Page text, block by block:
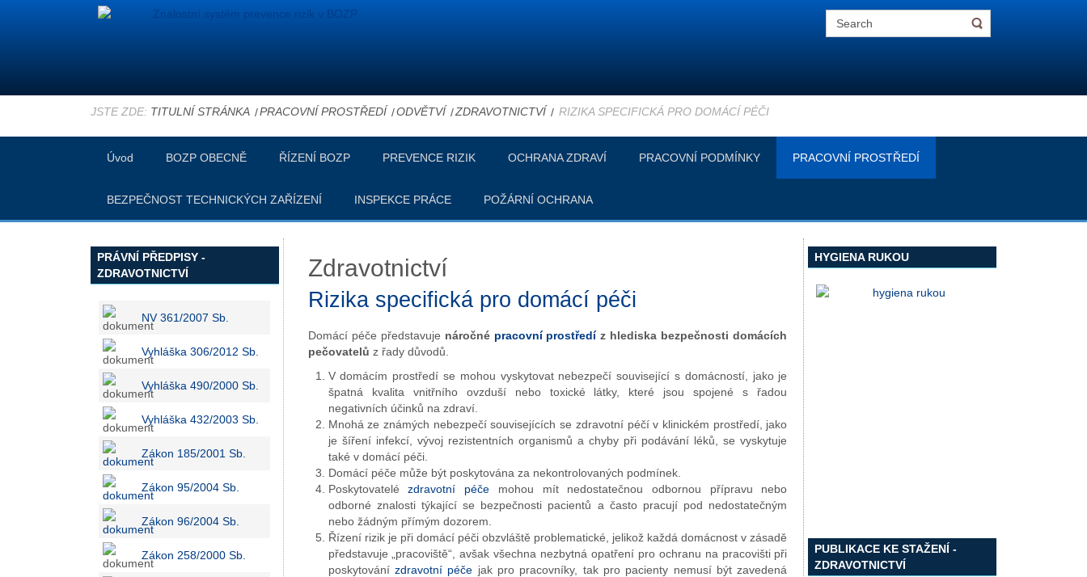
JSTE ZDE: TITULNÍ STRÁNKA PRACOVNÍ PROSTŘEDÍ ODVĚTVÍ ZDRAVOTNICTVÍ RIZIKA SPECIFICKÁ PRO DOMÁCÍ PÉČI
Úvod BOZP OBECNĚ ŘÍZENÍ BOZP PREVENCE RIZIK OCHRANA ZDRAVÍ PRACOVNÍ PODMÍNKY PRACOVNÍ PROSTŘEDÍ
BEZPEČNOST TECHNICKÝCH ZAŘÍZENÍ INSPEKCE PRÁCE POŽÁRNÍ OCHRANA
PRÁVNÍ PŘEDPISY -
ZDRAVOTNICTVÍ
NV 361/2007 Sb.
Vyhláška 306/2012 Sb.
Vyhláška 490/2000 Sb.
Vyhláška 432/2003 Sb.
Zákon 185/2001 Sb.
Zákon 95/2004 Sb.
Zákon 96/2004 Sb.
Zákon 258/2000 Sb.
Zdravotnictví
Rizika specifická pro domácí péči
Domácí péče představuje náročné pracovní prostředíz hlediska bezpečnosti domácích
pečovatelů z řady důvodů.
V domácím prostředí se mohou vyskytovat nebezpečí související s domácností, jako je
špatná kvalita vnitřního ovzduší nebo toxické látky, které jsou spojené s řadou
negativních účinků na zdraví.
Mnohá ze známých nebezpečí souvisejících se zdravotní péčí v klinickém prostředí, jako
je šíření infekcí, vývoj rezistentních organismů a chyby při podávání léků, se vyskytuje
také v domácí péči.
Domácí péče může být poskytována za nekontrolovaných podmínek.
Poskytovatelézdravotní péče mohou mít nedostatečnou odbornou přípravu nebo
odborné znalosti týkající se bezpečnosti pacientů a často pracují pod nedostatečným
nebo žádným přímým dozorem.
Řízení rizik je při domácí péči obzvláště problematické, jelikož každá domácnost v zásadě
představuje „pracoviště“, avšak všechna nezbytná opatření pro ochranu na pracovišti při
poskytování zdravotní péče jak pro pracovníky, tak pro pacienty nemusí být zavedená
HYGIENA RUKOU
PUBLIKACE KE STAŽENÍ -
ZDRAVOTNICTVÍ